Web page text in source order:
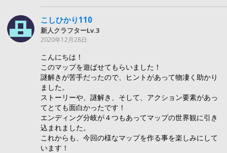
こしひかり110
新人クラフターLv.3
2020年12月28日
こんにちは！
このマップを遊ばせてもらいました！
謎解きが苦手だったので、ヒントがあって物凄く助かり
ました。
ストーリーや、謎解き、そして、アクション要素があっ
てとても面白かったです！
エンディング分岐が４つもあってマップの世界観に引き
込まれました。
これからも、今回の様なマップを作る事を楽しみにして
います！